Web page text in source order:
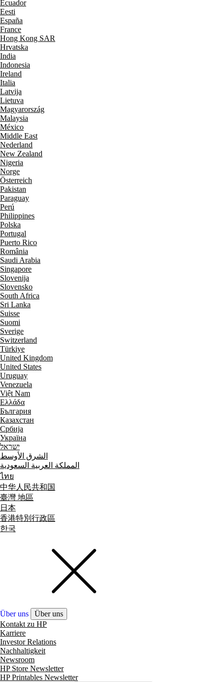
Ecuador
Eesti
España
France
Hong Kong SAR
Hrvatska
India
Indonesia
Ireland
Italia
Latvija
Lietuva
Magyarország
Malaysia
México
Middle East
Nederland
New Zealand
Nigeria
Norge
Österreich
Pakistan
Paraguay
Perú
Philippines
Polska
Portugal
Puerto Rico
România
Saudi Arabia
Singapore
Slovenija
Slovensko
South Africa
Sri Lanka
Suisse
Suomi
Sverige
Switzerland
Türkiye
United Kingdom
United States
Uruguay
Venezuela
Việt Nam
Ελλάδα
България
Казахстан
Србија
Україна
ישראל
الشرق الأوسط
المملكة العربية السعودية
ไทย
中华人民共和国
臺灣 地區
日本
香港特別行政區
한국
Über uns
Über uns
Kontakt zu HP
Karriere
Investor Relations
Nachhaltigkeit
Newsroom
HP Store Newsletter
HP Printables Newsletter